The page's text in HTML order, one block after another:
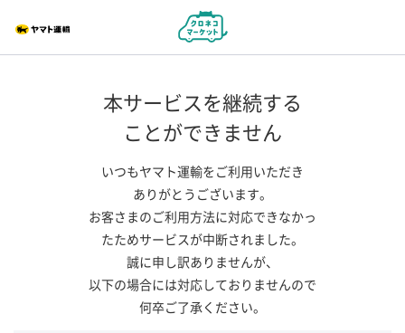
本サービスを継続する
ことができません
いつもヤマト運輸をご利用いただき
ありがとうございます。
お客さまのご利用方法に対応できなかっ
たためサービスが中断されました。
誠に申し訳ありませんが、
以下の場合には対応しておりませんので
何卒ご了承ください。